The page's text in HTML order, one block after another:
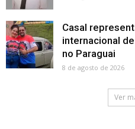
Casal
internacional
no Paraguai
8 de agosto de 2026
Ver